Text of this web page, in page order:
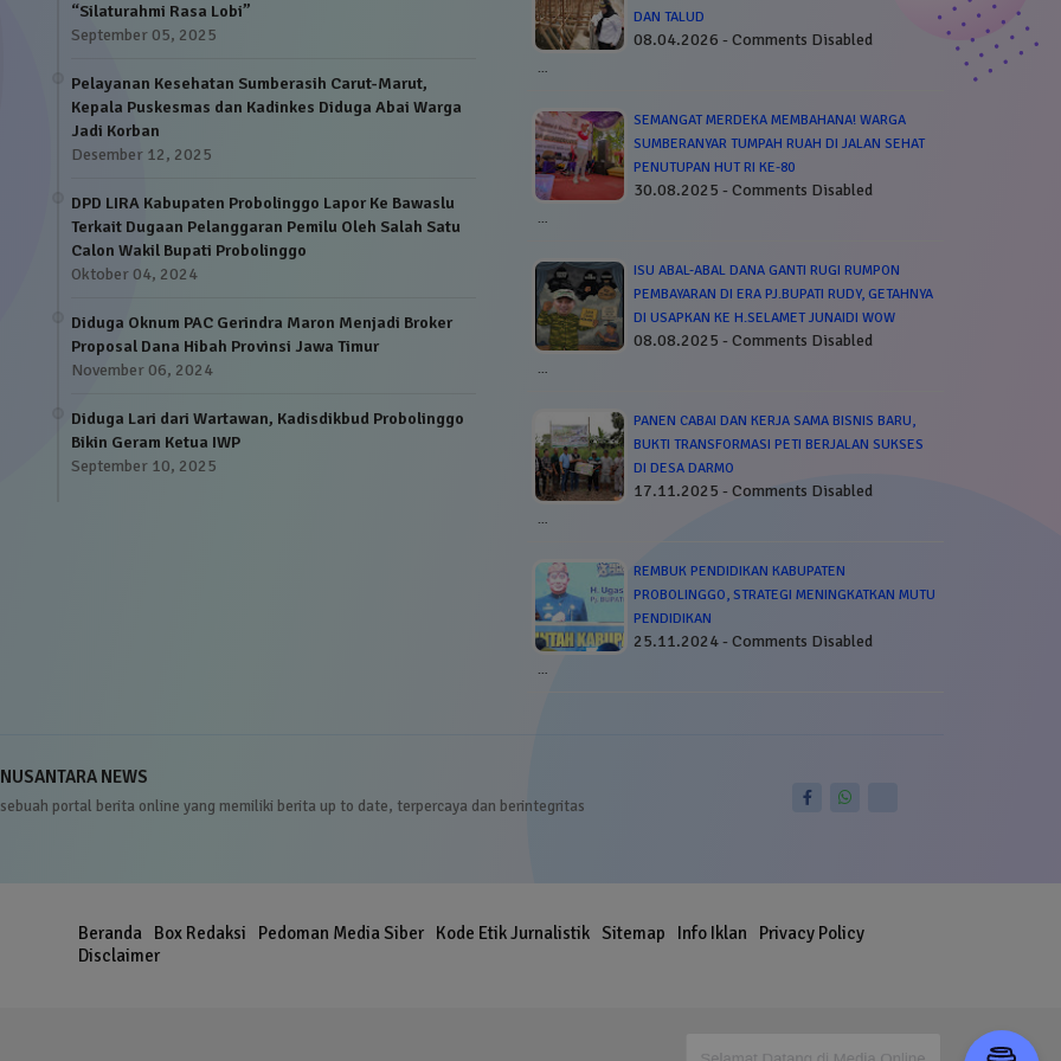
“Silaturahmi Rasa Lobi”
September 05, 2025
Pelayanan Kesehatan Sumberasih Carut-Marut,
Kepala Puskesmas dan Kadinkes Diduga Abai Warga
Jadi Korban
Desember 12, 2025
DPD LIRA Kabupaten Probolinggo Lapor Ke Bawaslu
Terkait Dugaan Pelanggaran Pemilu Oleh Salah Satu
Calon Wakil Bupati Probolinggo
Oktober 04, 2024
Diduga Oknum PAC Gerindra Maron Menjadi Broker
Proposal Dana Hibah Provinsi Jawa Timur
November 06, 2024
Diduga Lari dari Wartawan, Kadisdikbud Probolinggo
Bikin Geram Ketua IWP
September 10, 2025
DAN TALUD
08.04.2026 - Comments Disabled
…
SEMANGAT MERDEKA MEMBAHANA! WARGA
SUMBERANYAR TUMPAH RUAH DI JALAN SEHAT
PENUTUPAN HUT RI KE-80
30.08.2025 - Comments Disabled
…
ISU ABAL-ABAL DANA GANTI RUGI RUMPON
PEMBAYARAN DI ERA PJ.BUPATI RUDY, GETAHNYA
DI USAPKAN KE H.SELAMET JUNAIDI WOW
08.08.2025 - Comments Disabled
…
PANEN CABAI DAN KERJA SAMA BISNIS BARU,
BUKTI TRANSFORMASI PETI BERJALAN SUKSES
DI DESA DARMO
17.11.2025 - Comments Disabled
…
REMBUK PENDIDIKAN KABUPATEN
PROBOLINGGO, STRATEGI MENINGKATKAN MUTU
PENDIDIKAN
25.11.2024 - Comments Disabled
…
NUSANTARA NEWS
sebuah portal berita online yang memiliki berita up to date, terpercaya dan berintegritas
Beranda Box Redaksi Pedoman Media Siber Kode Etik Jurnalistik Sitemap Info Iklan
Privacy Policy
Disclaimer